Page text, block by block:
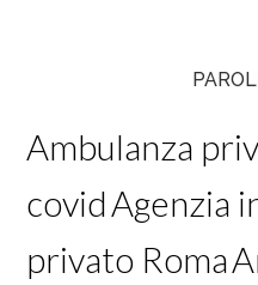
Ambulanza
covidAgenzia
privato Roma